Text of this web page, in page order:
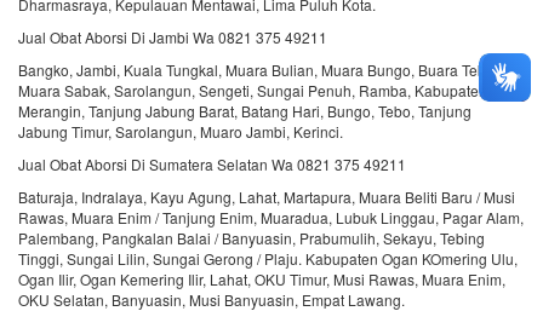
Dharmasraya, Kepulauan Mentawai, Lima Puluh Kota.
Jual Obat Aborsi Di Jambi Wa 0821 375 49211
Bangko, Jambi, Kuala Tungkal, Muara Bulian, Muara Bungo, Buara Tebo,
Muara Sabak, Sarolangun, Sengeti, Sungai Penuh, Ramba, Kabupaten
Merangin, Tanjung Jabung Barat, Batang Hari, Bungo, Tebo, Tanjung
Jabung Timur, Sarolangun, Muaro Jambi, Kerinci.
Jual Obat Aborsi Di Sumatera Selatan Wa 0821 375 49211
Baturaja, Indralaya, Kayu Agung, Lahat, Martapura, Muara Beliti Baru / Musi
Rawas, Muara Enim / Tanjung Enim, Muaradua, Lubuk Linggau, Pagar Alam,
Palembang, Pangkalan Balai / Banyuasin, Prabumulih, Sekayu, Tebing
Tinggi, Sungai Lilin, Sungai Gerong / Plaju. Kabupaten Ogan KOmering Ulu,
Ogan Ilir, Ogan Kemering Ilir, Lahat, OKU Timur, Musi Rawas, Muara Enim,
OKU Selatan, Banyuasin, Musi Banyuasin, Empat Lawang.